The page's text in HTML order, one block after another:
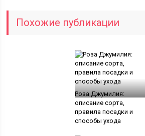
Похожие публикации
Роза Джумилия:
описание сорта,
правила посадки и
способы ухода